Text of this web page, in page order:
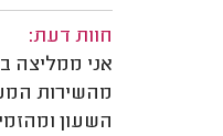
חוות דעת:
אני ממליצה
מהשירות
השעון